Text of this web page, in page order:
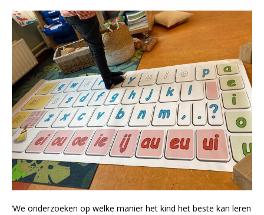
‘We onderzoeken op welke manier het kind het beste kan leren